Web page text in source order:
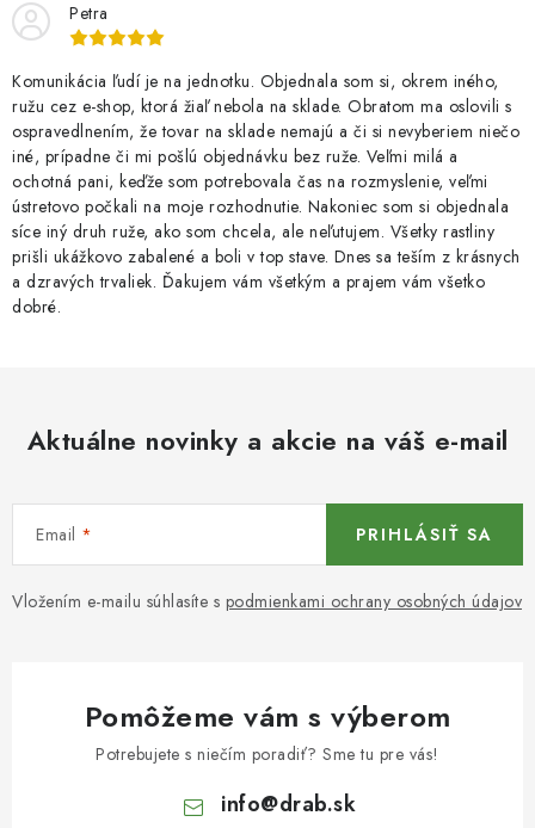
Petra
Komunikácia ľudí je na jednotku. Objednala som si, okrem iného,
ružu cez e-shop, ktorá žiaľ nebola na sklade. Obratom ma oslovili s
ospravedlnením, že tovar na sklade nemajú a či si nevyberiem niečo
iné, prípadne či mi pošlú objednávku bez ruže. Veľmi milá a
ochotná pani, keďže som potrebovala čas na rozmyslenie, veľmi
ústretovo počkali na moje rozhodnutie. Nakoniec som si objednala
síce iný druh ruže, ako som chcela, ale neľutujem. Všetky rastliny
prišli ukážkovo zabalené a boli v top stave. Dnes sa teším z krásnych
a dzravých trvaliek. Ďakujem vám všetkým a prajem vám všetko
dobré.
Aktuálne novinky a akcie na váš e-mail
Email
Vložením e-mailu súhlasíte s podmienkami ochrany osobných údajov
PRIHLÁSIŤ SA
Pomôžeme vám s výberom
Potrebujete s niečím poradiť? Sme tu pre vás!
info@drab.sk